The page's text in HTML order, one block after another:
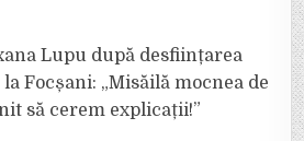
Lupu după desființarea
Focșani: „Misăilă mocnea de
să cerem explicații!”